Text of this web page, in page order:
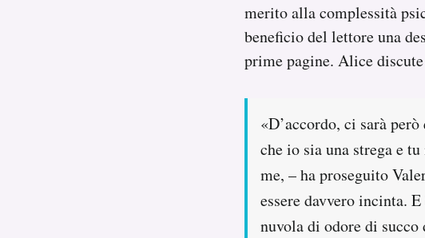
merito alla complessità
beneficio del lettore una
prime pagine. Alice
«D’accordo, ci sarà
che io sia una strega e
me, – ha proseguito
essere davvero incinta.
nuvola di odore di